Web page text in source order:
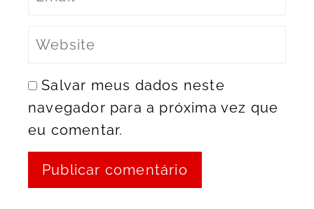
Salvar meus dados neste
navegador para a próxima vez que
eu comentar.